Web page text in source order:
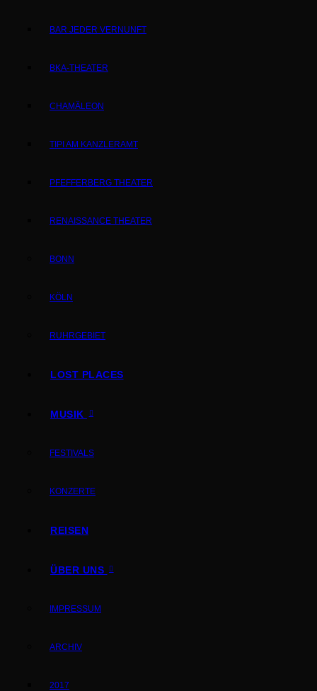
BAR JEDER VERNUNFT
BKA-THEATER
CHAMÄLEON
TIPI AM KANZLERAMT
PFEFFERBERG THEATER
RENAISSANCE THEATER
BONN
KÖLN
RUHRGEBIET
LOST PLACES
MUSIK
FESTIVALS
KONZERTE
REISEN
ÜBER UNS
IMPRESSUM
ARCHIV
2017